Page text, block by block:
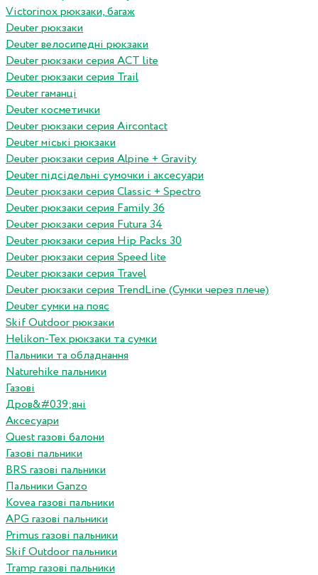
Victorinox рюкзаки, багаж
Deuter рюкзаки
Deuter велосипедні рюкзаки
Deuter рюкзаки серия ACT lite
Deuter рюкзаки серия Trail
Deuter гаманці
Deuter косметички
Deuter рюкзаки серия Aircontact
Deuter міські рюкзаки
Deuter рюкзаки серия Alpine + Gravity
Deuter підсідельні сумочки і аксесуари
Deuter рюкзаки серия Classic + Spectro
Deuter рюкзаки серия Family 36
Deuter рюкзаки серия Futura 34
Deuter рюкзаки серия Hip Packs 30
Deuter рюкзаки серия Speed lite
Deuter рюкзаки серия Travel
Deuter рюкзаки серия TrendLine (Сумки через плече)
Deuter сумки на пояс
Skif Outdoor рюкзаки
Helikon-Tex рюкзаки та сумки
Пальники та обладнання
Naturehike пальники
Газові
Дров&#039;яні
Аксесуари
Quest газові балони
Газові пальники
BRS газові пальники
Пальники Ganzo
Kovea газові пальники
APG газові пальники
Primus газові пальники
Skif Outdoor пальники
Tramp газові пальники